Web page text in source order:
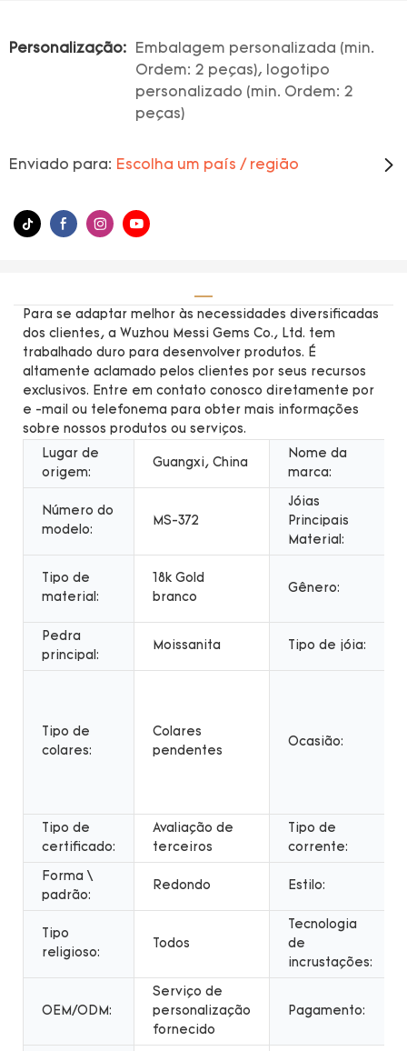
Personalização:
Embalagem personalizada (min.
Ordem: 2 peças), logotipo
personalizado (min. Ordem: 2
peças)
Enviado para: Escolha um país / região
Para se adaptar melhor às necessidades diversificadas
dos clientes, a Wuzhou Messi Gems Co., Ltd. tem
trabalhado duro para desenvolver produtos. É
altamente aclamado pelos clientes por seus recursos
exclusivos. Entre em contato conosco diretamente por
e -mail ou telefonema para obter mais informações
sobre nossos produtos ou serviços.
Lugar de
origem:
Guangxi, China
Nome da
marca:
Número do
modelo:
MS-372
Jóias
Principais
Material:
Tipo de
material:
18k Gold
branco
Gênero:
Pedra
principal:
Moissanita Tipo de jóia:
Tipo de
colares:
Colares
pendentes
Ocasião:
Tipo de
certificado:
Avaliação de
terceiros
Tipo de
corrente:
Forma \
padrão:
Redondo Estilo:
Tipo
religioso:
Todos
Tecnologia
de
incrustações:
OEM/ODM:
Serviço de
personalização
fornecido
Pagamento: